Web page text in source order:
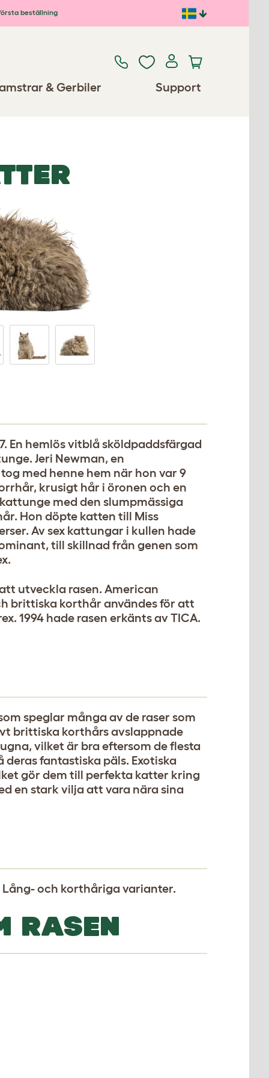
beställning
& Gerbiler Support
En hemlös vitblå sköldpaddsfärgad
Jeri Newman, en
med henne hem när hon var 9
krusigt hår i öronen och en
med den slumpmässiga
Hon döpte katten till Miss
Av sex kattungar i kullen hade
till skillnad från genen som
utveckla rasen. American
brittiska korthår användes för att
1994 hade rasen erkänts av TICA.
speglar många av de raser som
brittiska korthårs avslappnade
vilket är bra eftersom de flesta
fantastiska päls. Exotiska
gör dem till perfekta katter kring
en stark vilja att vara nära sina
Lång- och korthåriga varianter.
RASEN